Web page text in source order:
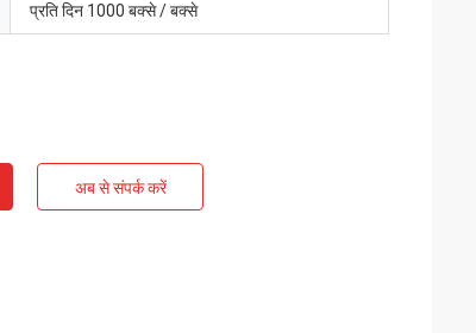
प्रति दिन 1000 बक्से / बक्से
अब से संपर्क करें